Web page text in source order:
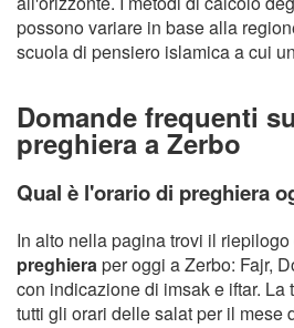
possono variare in base alla
scuola di pensiero islamica a cui
Domande frequenti
preghiera a Zerbo
Qual è l'orario di preghiera
In alto nella pagina trovi il
preghieraper oggi a Zerbo: Fajr,
con indicazione di imsak e iftar.
tutti gli orari delle salat per il mese